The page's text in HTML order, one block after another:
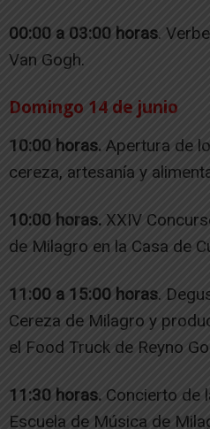
00:00 a 03:00 horas.
Van Gogh.
Domingo 14 de junio
10:00 horas. Apertura de
cereza, artesanía y
10:00 horas. XXIV
de Milagro en la Casa de
11:00 a 15:00 horas.
Cereza de Milagro y
el Food Truck de Reyno
11:30 horas. Concierto de
Escuela de Música de